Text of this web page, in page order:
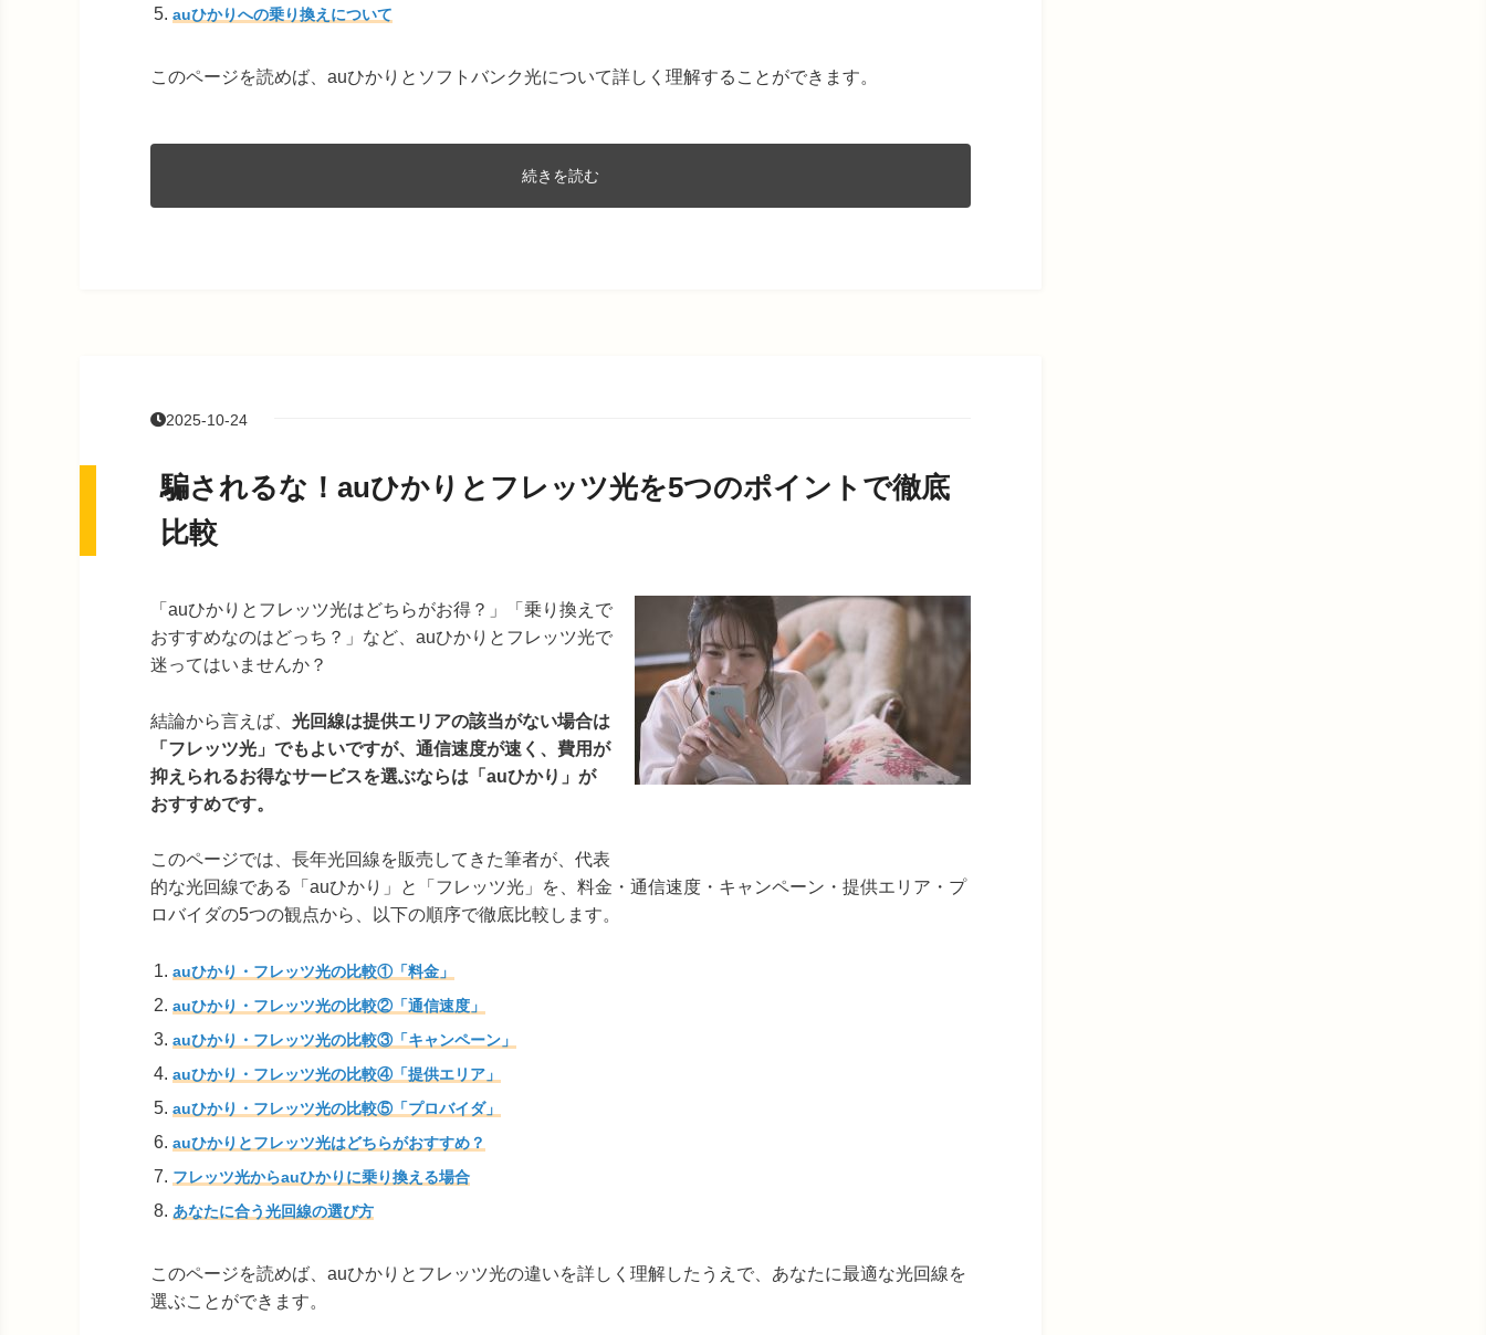
auひかりへの乗り換えについて
このページを読めば、auひかりとソフトバンク光について詳しく理解することができます。
続きを読む
2025-10-24
騙されるな！auひかりとフレッツ光を5つのポイントで徹底
比較
「auひかりとフレッツ光はどちらがお得？」「乗り換えで
おすすめなのはどっち？」など、auひかりとフレッツ光で
迷ってはいませんか？
結論から言えば、 光回線は提供エリアの該当がない場合は
「フレッツ光」でもよいですが、通信速度が速く、費用が
抑えられるお得なサービスを選ぶならは「auひかり」が
おすすめです。
このページでは、長年光回線を販売してきた筆者が、代表
的な光回線である「auひかり」と「フレッツ光」を、料金・通信速度・キャンペーン・提供エリア・プ
ロバイダの5つの観点から、以下の順序で徹底比較します。
auひかり・フレッツ光の比較①「料金」
auひかり・フレッツ光の比較②「通信速度」
auひかり・フレッツ光の比較③「キャンペーン」
auひかり・フレッツ光の比較④「提供エリア」
auひかり・フレッツ光の比較⑤「プロバイダ」
auひかりとフレッツ光はどちらがおすすめ？
フレッツ光からauひかりに乗り換える場合
あなたに合う光回線の選び方
このページを読めば、auひかりとフレッツ光の違いを詳しく理解したうえで、あなたに最適な光回線を
選ぶことができます。